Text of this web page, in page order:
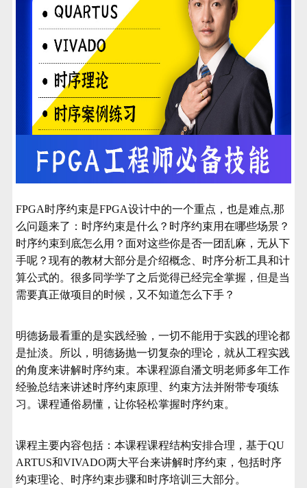
FPGA时序约束是FPGA设计中的一个重点，也是难点,那
么问题来了： 时序约束是什么？时序约束用在哪些场景？
时序约束到底怎么用？面对这些你是否一团乱麻，无从下
手呢？现有的教材大部分是介绍概念、时序分析工具和计
算公式的。很多同学学了之后觉得已经完全掌握，但是当
需要真正做项目的时候，又不知道怎么下手？
明德扬最看重的是实践经验，一切不能用于实践的理论都
是扯淡。所以，明德扬抛一切复杂的理论，就从工程实践
的角度来讲解时序约束。本课程源自潘文明老师多年工作
经验总结来讲述时序约束原理、约束方法并附带专项练
习。课程通俗易懂，让你轻松掌握时序约束。
课程主要内容包括：本课程课程结构安排合理，基于QU
ARTUS和VIVADO两大平台来讲解时序约束，包括时序
约束理论、时序约束步骤和时序培训三大部分。